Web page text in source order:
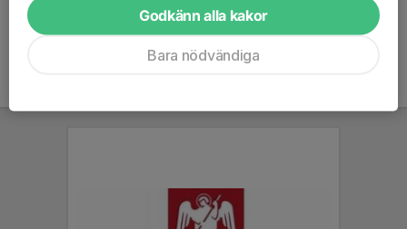
Hela kalendern Godkänn alla kakor
Bara nödvändiga